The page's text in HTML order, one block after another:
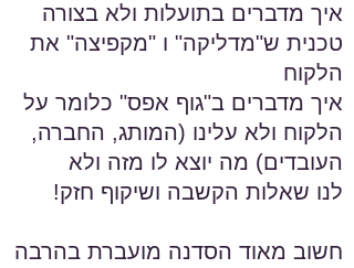
איך מדברים בתועלות ולא בצורה
טכנית ש"מדליקה" ו "מקפיצה" את
הלקוח
איך מדברים ב"גוף אפס" כלומר על
הלקוח ולא עלינו (המותג, החברה,
העובדים) מה יוצא לו מזה ולא
לנו שאלות הקשבה ושיקוף חזק!
חשוב מאוד הסדנה מועברת בהרבה